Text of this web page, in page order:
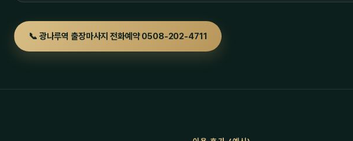
📞 광나루역 출장마사지 전화예약 0508-202-4711